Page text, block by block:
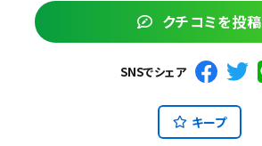
クチコミを投稿
SNSでシェア
キープ